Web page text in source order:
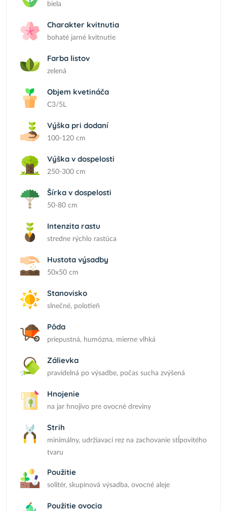
biela
Charakter kvitnutia
bohaté jarné kvitnutie
Farba listov
zelená
Objem kvetináča
C3/5L
Výška pri dodaní
100-120 cm
Výška v dospelosti
250-300 cm
Šírka v dospelosti
50-80 cm
Intenzita rastu
stredne rýchlo rastúca
Hustota výsadby
50x50 cm
Stanovisko
slnečné, polotieň
Pôda
priepustná, humózna, mierne vlhká
Zálievka
pravidelná po výsadbe, počas sucha zvýšená
Hnojenie
na jar hnojivo pre ovocné dreviny
Strih
minimálny, udržiavací rez na zachovanie stĺpovitého
tvaru
Použitie
solitér, skupinová výsadba, ovocné aleje
Použitie ovocia